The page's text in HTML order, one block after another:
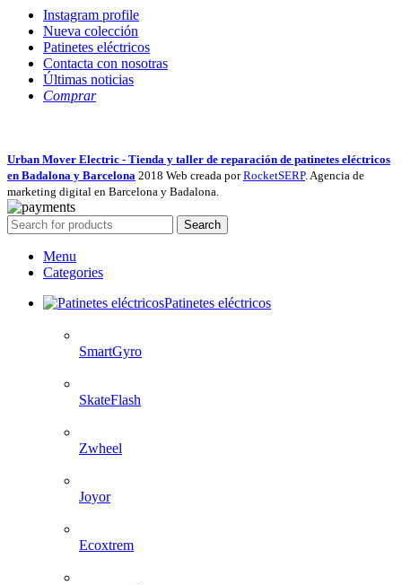
Instagram profile
Nueva colección
Patinetes eléctricos
Contacta con nosotras
Últimas noticias
Comprar
Urban Mover Electric - Tienda y taller de reparación de patinetes eléctricos
en Badalona y Barcelona 2018 Web creada porRocketSERP. Agencia de
marketing digital en Barcelona y Badalona.
Search
Menu
Categories
Patinetes eléctricos
SmartGyro
SkateFlash
Zwheel
Joyor
Ecoxtrem